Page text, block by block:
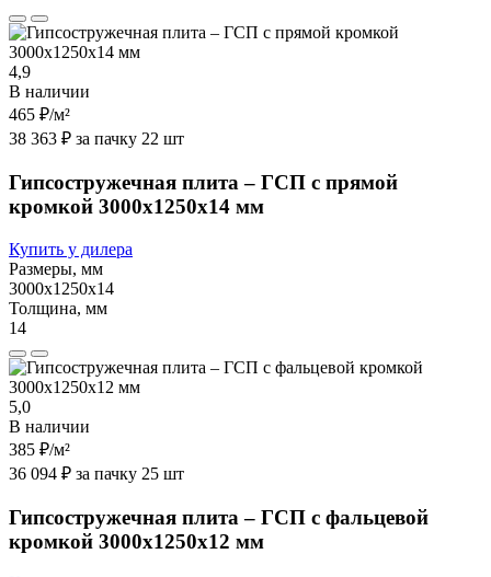
4,9
В наличии
465 ₽/м²
38 363 ₽ за пачку 22 шт
Гипсостружечная плита – ГСП с прямой
кромкой 3000х1250х14 мм
Купить у дилера
Размеры, мм
3000х1250х14
Толщина, мм
14
5,0
В наличии
385 ₽/м²
36 094 ₽ за пачку 25 шт
Гипсостружечная плита – ГСП с фальцевой
кромкой 3000х1250х12 мм